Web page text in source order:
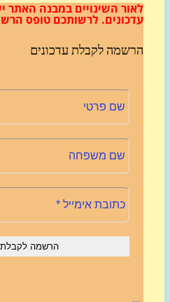
השינויים במבנה האתריש
לרשותכם טופס הרשמה
לקבלת עדכונים